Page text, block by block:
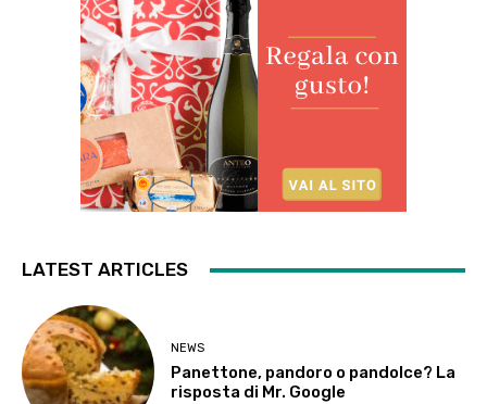
LATEST ARTICLES
NEWS
Panettone, pandoro o pandolce? La
risposta di Mr. Google